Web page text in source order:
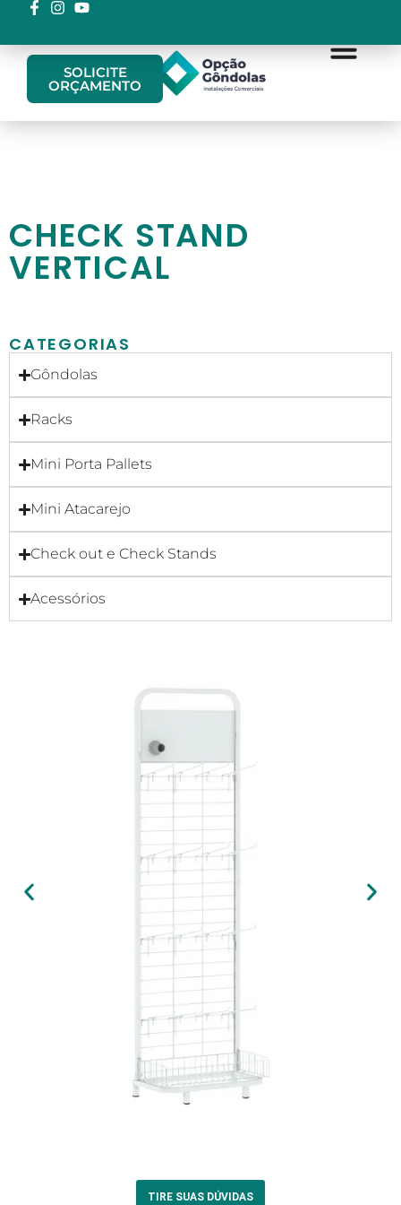
SOLICITE
ORÇAMENTO
CHECK STAND
VERTICAL
CATEGORIAS
Gôndolas
Racks
Mini Porta Pallets
Mini Atacarejo
Check out e Check Stands
Acessórios
TIRE SUAS DÚVIDAS